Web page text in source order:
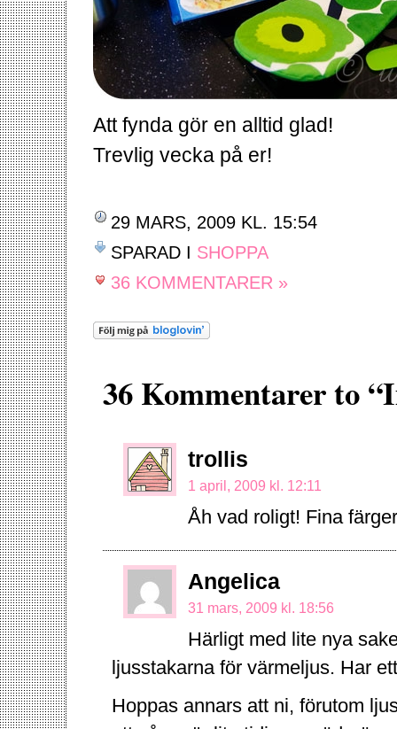
Att fynda gör en alltid glad!
Trevlig vecka på er!
29 MARS, 2009 KL. 15:54
SPARAD I SHOPPA
36 KOMMENTARER »
36 Kommentarer to
trollis
1 april, 2009 kl. 12:11
Åh vad roligt! Fina
Angelica
31 mars, 2009 kl. 18:56
Härligt med lite nya
ljusstakarna för värmeljus. Har
Hoppas annars att ni, förutom